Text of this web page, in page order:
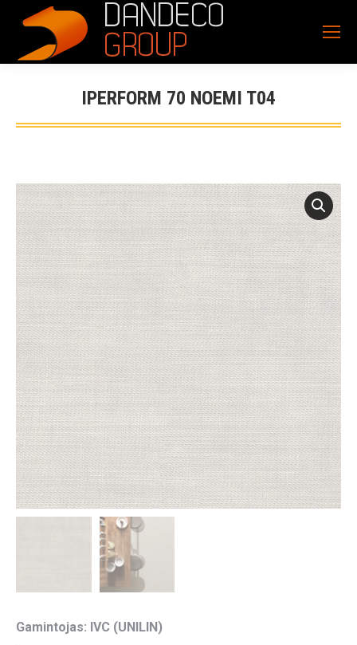
IPERFORM 70 NOEMI T04
Gamintojas: IVC (UNILIN)